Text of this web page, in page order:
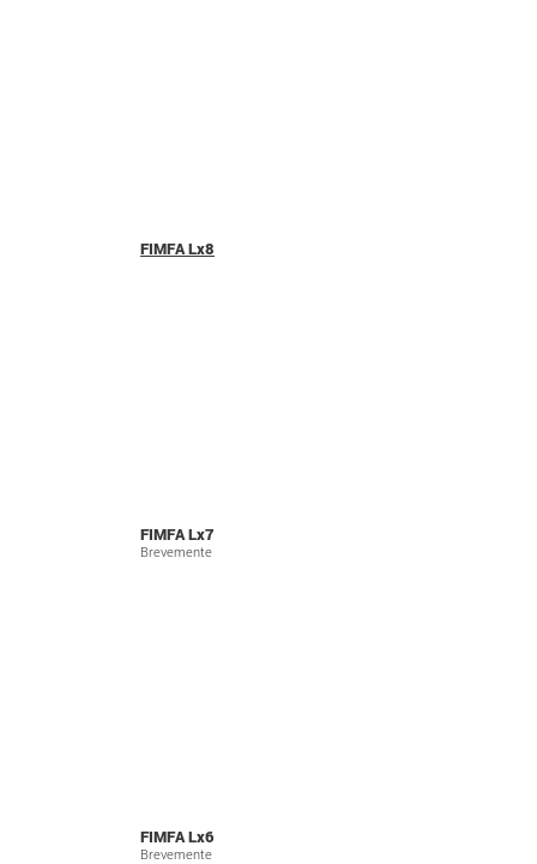
FIMFA Lx8
FIMFA Lx7
Brevemente
FIMFA Lx6
Brevemente